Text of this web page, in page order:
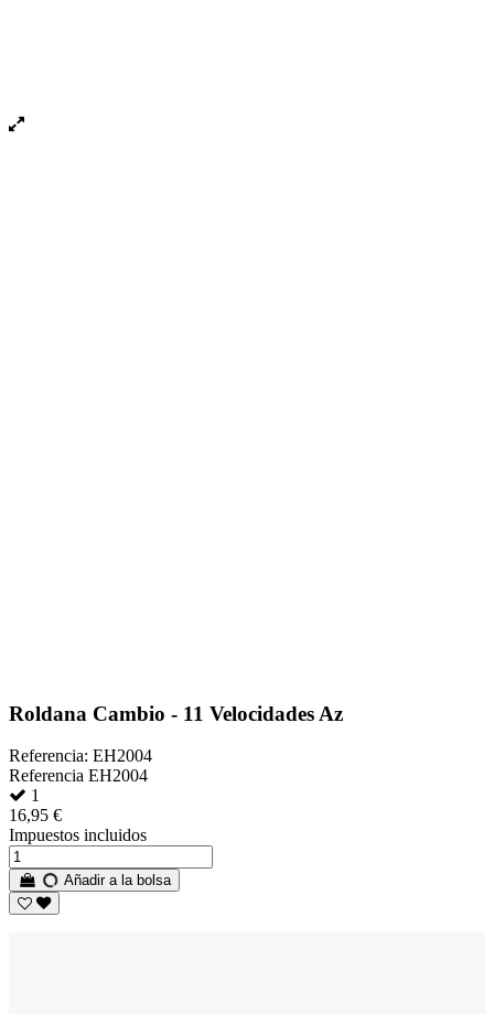
Roldana Cambio - 11 Velocidades Az
Referencia: EH2004
Referencia EH2004
1
16,95 €
Impuestos incluidos
Añadir a la bolsa